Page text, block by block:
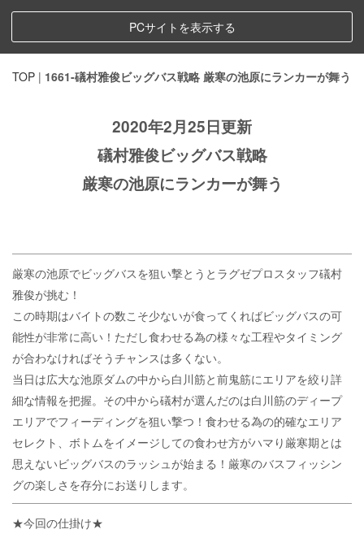
PCサイトを表示する
TOP | 1661-礒村雅俊ビッグバス戦略 厳寒の池原にランカーが舞う
2020年2月25日更新
礒村雅俊ビッグバス戦略
厳寒の池原にランカーが舞う
厳寒の池原でビッグバスを狙い撃とうとラグゼプロスタッフ礒村
雅俊が挑む！
この時期はバイトの数こそ少ないが食ってくればビッグバスの可
能性が非常に高い！ただし食わせる為の様々な工程やタイミング
が合わなければそうチャンスは多くない。
当日は広大な池原ダムの中から白川筋と前鬼筋にエリアを絞り詳
細な情報を把握。その中から礒村が選んだのは白川筋のディープ
エリアでフィーディングを狙い撃つ！食わせる為の的確なエリア
セレクト、ボトムをイメージしての食わせ方がハマり厳寒期とは
思えないビッグバスのラッシュが始まる！厳寒のバスフィッシン
グの楽しさを存分にお送りします。
★今回の仕掛け★